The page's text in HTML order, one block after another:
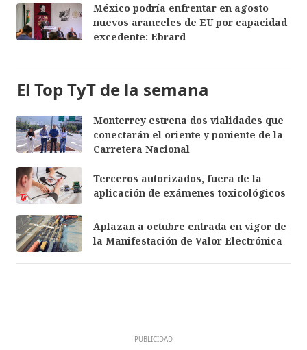
México podría enfrentar en agosto
nuevos aranceles de EU por capacidad
excedente: Ebrard
El Top TyT de la semana
Monterrey estrena dos vialidades que
conectarán el oriente y poniente de la
Carretera Nacional
Terceros autorizados, fuera de la
aplicación de exámenes toxicológicos
Aplazan a octubre entrada en vigor de
la Manifestación de Valor Electrónica
PUBLICIDAD